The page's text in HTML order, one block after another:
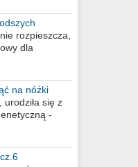
rozpieszcza,
dla
na nóżki
się z
-